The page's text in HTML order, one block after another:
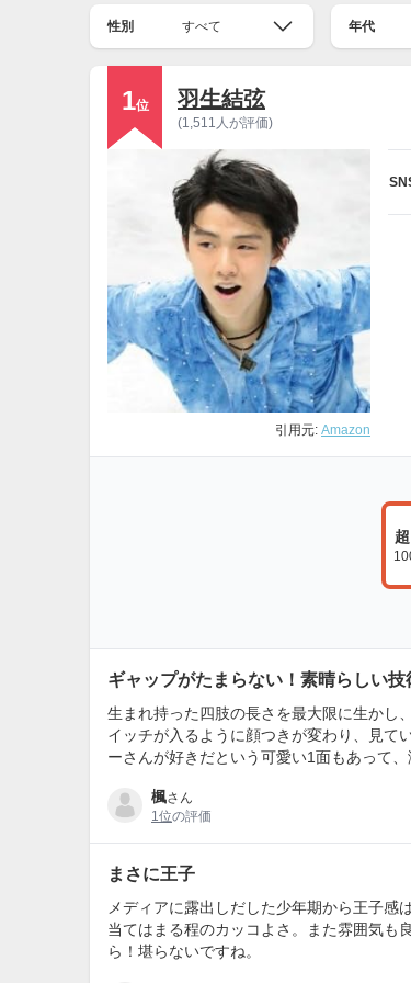
性別 すべて 年代
1位 羽生結弦
(1,511人が評価)
引用元: Amazon
ギャップがたまらない！素晴らしい技
生まれ持った四肢の長さを最大限に生かし
イッチが入るように顔つきが変わり、見て
ーさんが好きだという可愛い1面もあって
楓さん
1位の評価
まさに王子
メディアに露出しだした少年期から王子
当てはまる程のカッコよさ。また雰囲気も
ら！堪らないですね。